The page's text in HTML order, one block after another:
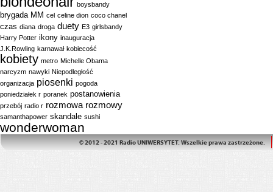
boysbandy
brygada MM cel celine dion coco chanel
czas diana droga duety E3 girlsbandy
Harry Potter ikony inauguracja
J.K.Rowling karnawał kobiecość
kobiety metro Michelle Obama
narcyzm nawyki Niepodległość
organizacja piosenki pogoda
poniedziałek r poranek postanowienia
przebój radio r rozmowa rozmowy
samanthapower skandale sushi
wonderwoman
© 2012 - 2021 Radio UNIWERSYTET. Wszelkie prawa zastrzeżone.